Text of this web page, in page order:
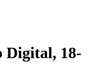
Digital, 18-